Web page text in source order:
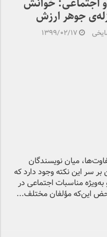
جوهر ارزش
۱۳۹۹/۰۲/۱۷
میان نویسندگان
سر این نکته وجود دارد که
مناسبات اجتماعی در
این‌که مؤلفان مختلف...